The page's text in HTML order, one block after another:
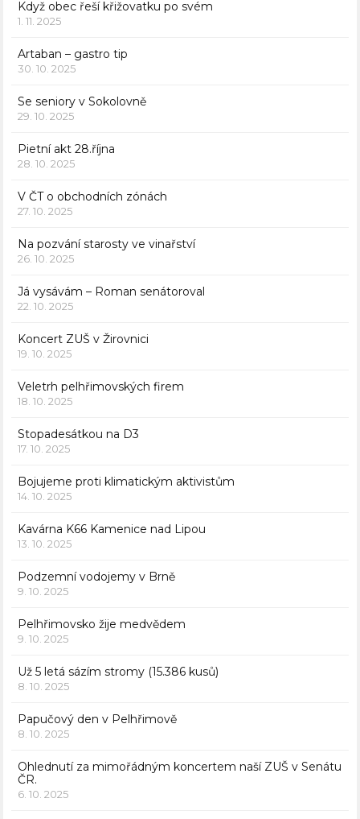
Když obec řeší křižovatku po svém
1. 11. 2025
Artaban – gastro tip
30. 10. 2025
Se seniory v Sokolovně
29. 10. 2025
Pietní akt 28.října
28. 10. 2025
V ČT o obchodních zónách
27. 10. 2025
Na pozvání starosty ve vinařství
26. 10. 2025
Já vysávám – Roman senátoroval
22. 10. 2025
Koncert ZUŠ v Žirovnici
19. 10. 2025
Veletrh pelhřimovských firem
18. 10. 2025
Stopadesátkou na D3
17. 10. 2025
Bojujeme proti klimatickým aktivistům
14. 10. 2025
Kavárna K66 Kamenice nad Lipou
13. 10. 2025
Podzemní vodojemy v Brně
9. 10. 2025
Pelhřimovsko žije medvědem
9. 10. 2025
Už 5 letá sázím stromy (15.386 kusů)
8. 10. 2025
Papučový den v Pelhřimově
8. 10. 2025
Ohlednutí za mimořádným koncertem naší ZUŠ v Senátu
ČR.
6. 10. 2025